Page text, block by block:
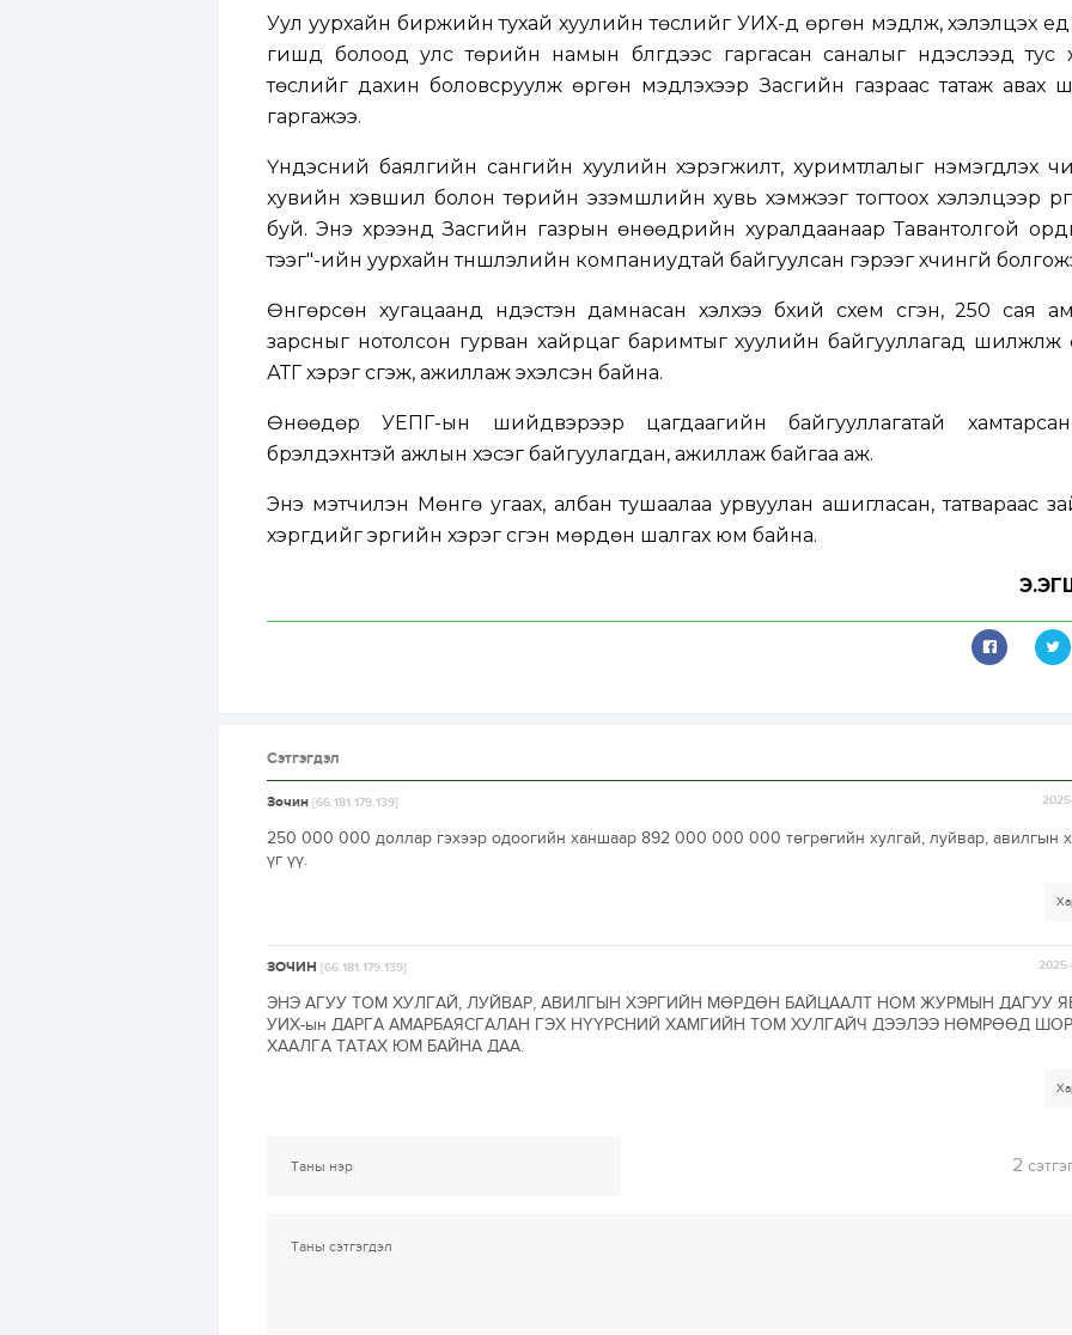
Уул уурхайн биржийн тухай хуулийн төслийг УИХ-д өргөн мэдүүлж, хэлэлцэх
гишүүд болоод улс төрийн намын бүлгүүдээс гаргасан саналыг үндэслээд тус
төслийг дахин боловсруулж өргөн мэдүүлэхээр Засгийн газраас татаж авах
гаргажээ.
Үндэсний баялгийн сангийн хуулийн хэрэгжилт, хуримтлалыг нэмэгдүүлэх
хувийн хэвшил болон төрийн эзэмшлийн хувь хэмжээг тогтоох хэлэлцээр
буй. Энэ хүрээнд Засгийн газрын өнөөдрийн хуралдаанаар Тавантолгой
тээг"-ийн уурхайн түншлэлийн компаниудтай байгуулсан гэрээг хүчингүй
Өнгөрсөн хугацаанд үндэстэн дамнасан хэлхээ бүхий схем үүсгэн, 250 сая
зарсныг нотолсон гурван хайрцаг баримтыг хуулийн байгууллагад шилжүүлж
АТГ хэрэг үүсгэж, ажиллаж эхэлсэн байна.
Өнөөдөр УЕПГ-ын шийдвэрээр цагдаагийн байгууллагатай
бүрэлдэхүүнтэй ажлын хэсэг байгуулагдан, ажиллаж байгаа аж.
Энэ мэтчилэн Мөнгө угаах, албан тушаалаа урвуулан ашигласан, татвараас
хэргүүдийг эрүүгийн хэрэг үүсгэн мөрдөн шалгах юм байна.
Сэтгэгдэл
Зочин [66.181.179.139]
250 000 000 доллар гэхээр одоогийн ханшаар 892 000 000 000 төгрөгийн хулгай, луйвар, авилгын
үг үү.
ЗОЧИН [66.181.179.139]
ЭНЭ АГУУ ТОМ ХУЛГАЙ, ЛУЙВАР, АВИЛГЫН ХЭРГИЙН МӨРДӨН БАЙЦААЛТ НОМ ЖУРМЫН ДАГУУ
УИХ-ын ДАРГА АМАРБАЯСГАЛАН ГЭХ НҮҮРСНИЙ ХАМГИЙН ТОМ ХУЛГАЙЧ ДЭЭЛЭЭ НӨМРӨӨД
ХААЛГА ТАТАХ ЮМ БАЙНА ДАА.
2